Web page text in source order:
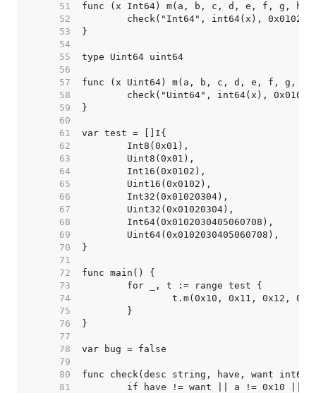
    51
    52
    53
    54
    55
    56
    57
    58
    59
    60
    61
    62
    63
    64
    65
    66
    67
    68
    69
    70
    71
    72
    73
    74
    75
    76
    77
    78
    79
    80
    81